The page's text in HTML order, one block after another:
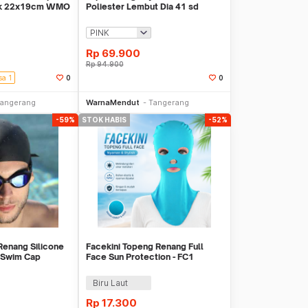
22x19cm WMO
1 0
Poliester Lembut Dia 41 sd
Rp 69.900
Rp94.900
0
WarnaMendut Tangerang
-59%
Silicone
Cap
STOK HABIS -52%
Facekini Topeng Renang Full
Face Sun Protection - FC1
Biru Laut
Rp 17.300